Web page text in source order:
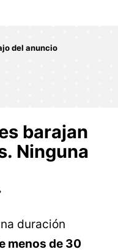
barajan
Ninguna
duración
menos de 30